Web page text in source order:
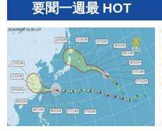
要聞一週最 HOT